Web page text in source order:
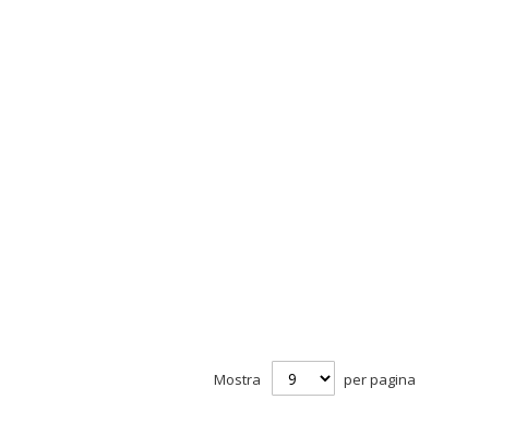
Mostra per pagina